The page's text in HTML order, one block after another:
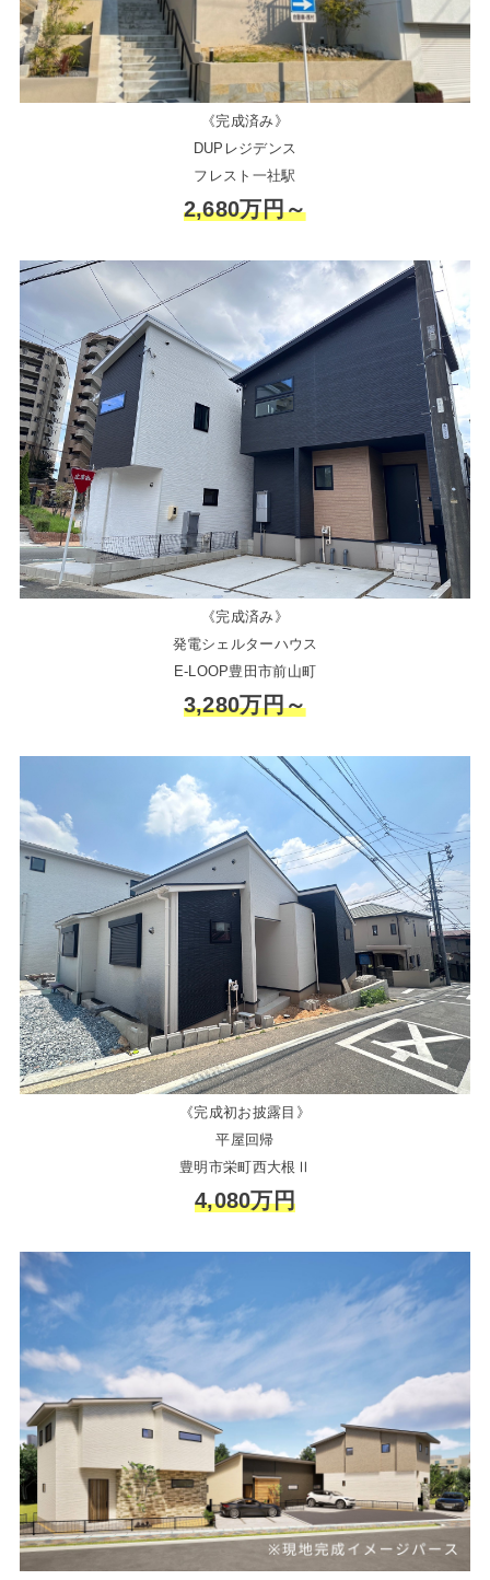
《完成済み》
DUPレジデンス
フレスト一社駅
2,680万円～
《完成済み》
発電シェルターハウス
E-LOOP豊田市前山町
3,280万円～
《完成初お披露目》
平屋回帰
豊明市栄町西大根Ⅱ
4,080万円